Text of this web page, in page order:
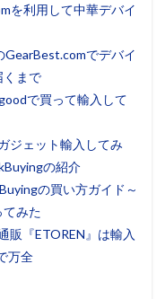
を利用して中華デバイ
GearBest.comでデバイ
くまで
で買って輸入して
ジェット輸入してみ
の紹介
の買い方ガイド～
みた
販『ETOREN』は輸入
万全